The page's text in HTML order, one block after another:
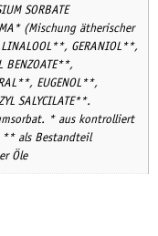
SORBATE
(Mischung ätherischer
GERANIOL**,
BENZOATE**,
EUGENOL**,
SALYCILATE**.
* aus kontrolliert
** als Bestandteil
Öle